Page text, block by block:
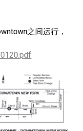
之间运行，